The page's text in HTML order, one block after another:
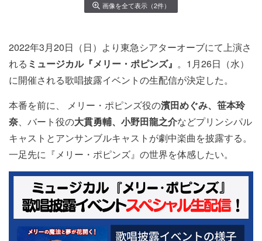
画像を全て表示（2件）
2022年3月20日（日）より東急シアターオーブにて上演さ
れる ミュージカル『メリー・ポピンズ』 。1月26日（水）
に開催される歌唱披露イベントの生配信が決定した。
本番を前に、 メリー・ポピンズ役の濱田めぐみ、笹本玲
奈、バート役の大貫勇輔、小野田龍之介などプリンシパル
キャストとアンサンブルキャストが劇中楽曲を披露する。
一足先に『メリー・ポピンズ』の世界を体感したい。